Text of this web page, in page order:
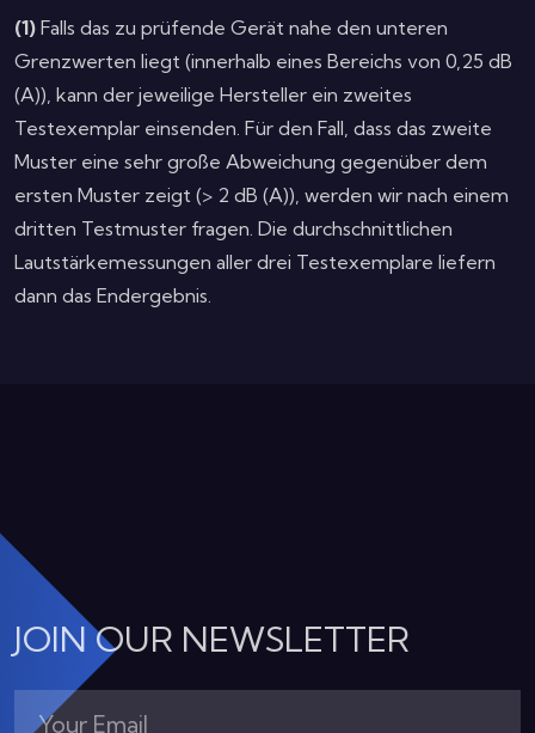
(1) Falls das zu prüfende Gerät nahe den unteren
Grenzwerten liegt (innerhalb eines Bereichs von 0,25 dB
(A)), kann der jeweilige Hersteller ein zweites
Testexemplar einsenden. Für den Fall, dass das zweite
Muster eine sehr große Abweichung gegenüber dem
ersten Muster zeigt (> 2 dB (A)), werden wir nach einem
dritten Testmuster fragen. Die durchschnittlichen
Lautstärkemessungen aller drei Testexemplare liefern
dann das Endergebnis.
JOIN OUR NEWSLETTER